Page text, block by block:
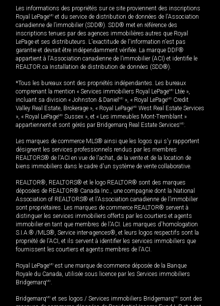
Les informations des propriétés sur ce site proviennent des inscriptions
Royal LePageMD et du service de distribution de données de l'Association
canadienne de l’immobilier (SDD®). SDD® met en référence des
inscriptions tenues par des agences immobilières autres que Royal
LePage et ses distributeurs. L'exactitude de l'information n'est pas
garantie et devrait être indépendamment vérifiée. La marque DDF®
appartient à l'Association canadienne de l’immobilier (ACI) et identifie le
REALTOR.ca Installation de distribution de données (SDD®).
*Tous les bureaux sont des propriétés indépendantes. Les bureaux
comprenant la mention « Services immobiliers Royal LePageMD Ltée »,
incluant sa division « Johnston & Daniel MD », « Royal LePageMD Credit
Valley Real Estate, Brokerage », « Royal LePageMD West Real Estate Services
», « Royal LePageMD Sussex », et « Les immeubles Mont-Tremblant »
appartiennent et sont gérés par Bridgemarq Real Estate ServicesMD.
Les marques de commerce MLS® ainsi que les logos qui s'y rapportent
désignent les services professionnels rendus par les membres
REALTORS® de l'ACI en vue de l'achat, de la vente et de la location de
biens immobiliers dans le cadre d'un système de vente collaborative.
REALTOR®, REALTORS® et le logo REALTOR® sont des marques
déposées de REALTOR® Canada Inc., une compagnie dont la National
Association of REALTORS® et l'Association canadienne de l’immobilier
sont propriétaires. Les marques de commerce REALTOR® servent à
distinguer les services immobiliers offerts par les courtiers et agents
immobilier en tant que membres de l'ACI. Les marques d'homologation
S.I.A.® /MLS®, Service inter-agences®, et leurs logos respectifs sont la
propriété de l'ACI, et ils servent à identifier les services immobiliers que
fournissent les courtiers et agents membres de l'ACI.
Royal LePageMD est une marque de commerce déposée de la Banque
Royale du Canada, utilisée sous licence par les Services immobiliers
BridgemarqMD.
BridgemarqMD et ses logos / Services immobiliers BridgemarqMD sont des